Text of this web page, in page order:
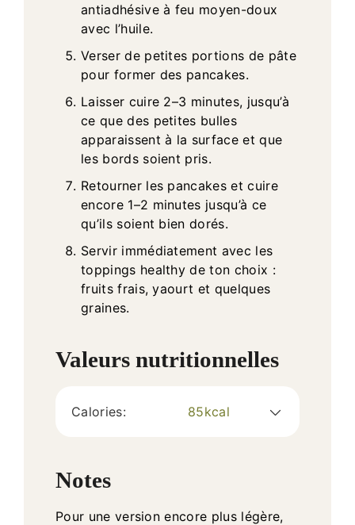
antiadhésive à feu moyen-doux
avec l’huile.
Verser de petites portions de pâte
pour former des pancakes.
Laisser cuire 2–3 minutes, jusqu’à
ce que des petites bulles
apparaissent à la surface et que
les bords soient pris.
Retourner les pancakes et cuire
encore 1–2 minutes jusqu’à ce
qu’ils soient bien dorés.
Servir immédiatement avec les
toppings healthy de ton choix :
fruits frais, yaourt et quelques
graines.
Valeurs nutritionnelles
Calories: 85kcal
Notes
Pour une version encore plus légère,